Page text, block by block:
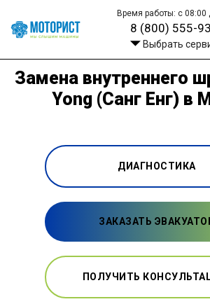
Время работы: с 08:00
8 (800) 555-
Выбрать
Замена внутреннего
Yong (Санг Енг) в
ДИАГНОСТИКА
ЗАКАЗАТЬ
ПОЛУЧИТЬ